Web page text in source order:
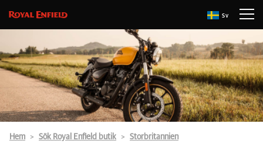
Sv
Hem Sök Royal Enfield butik
Storbritannien